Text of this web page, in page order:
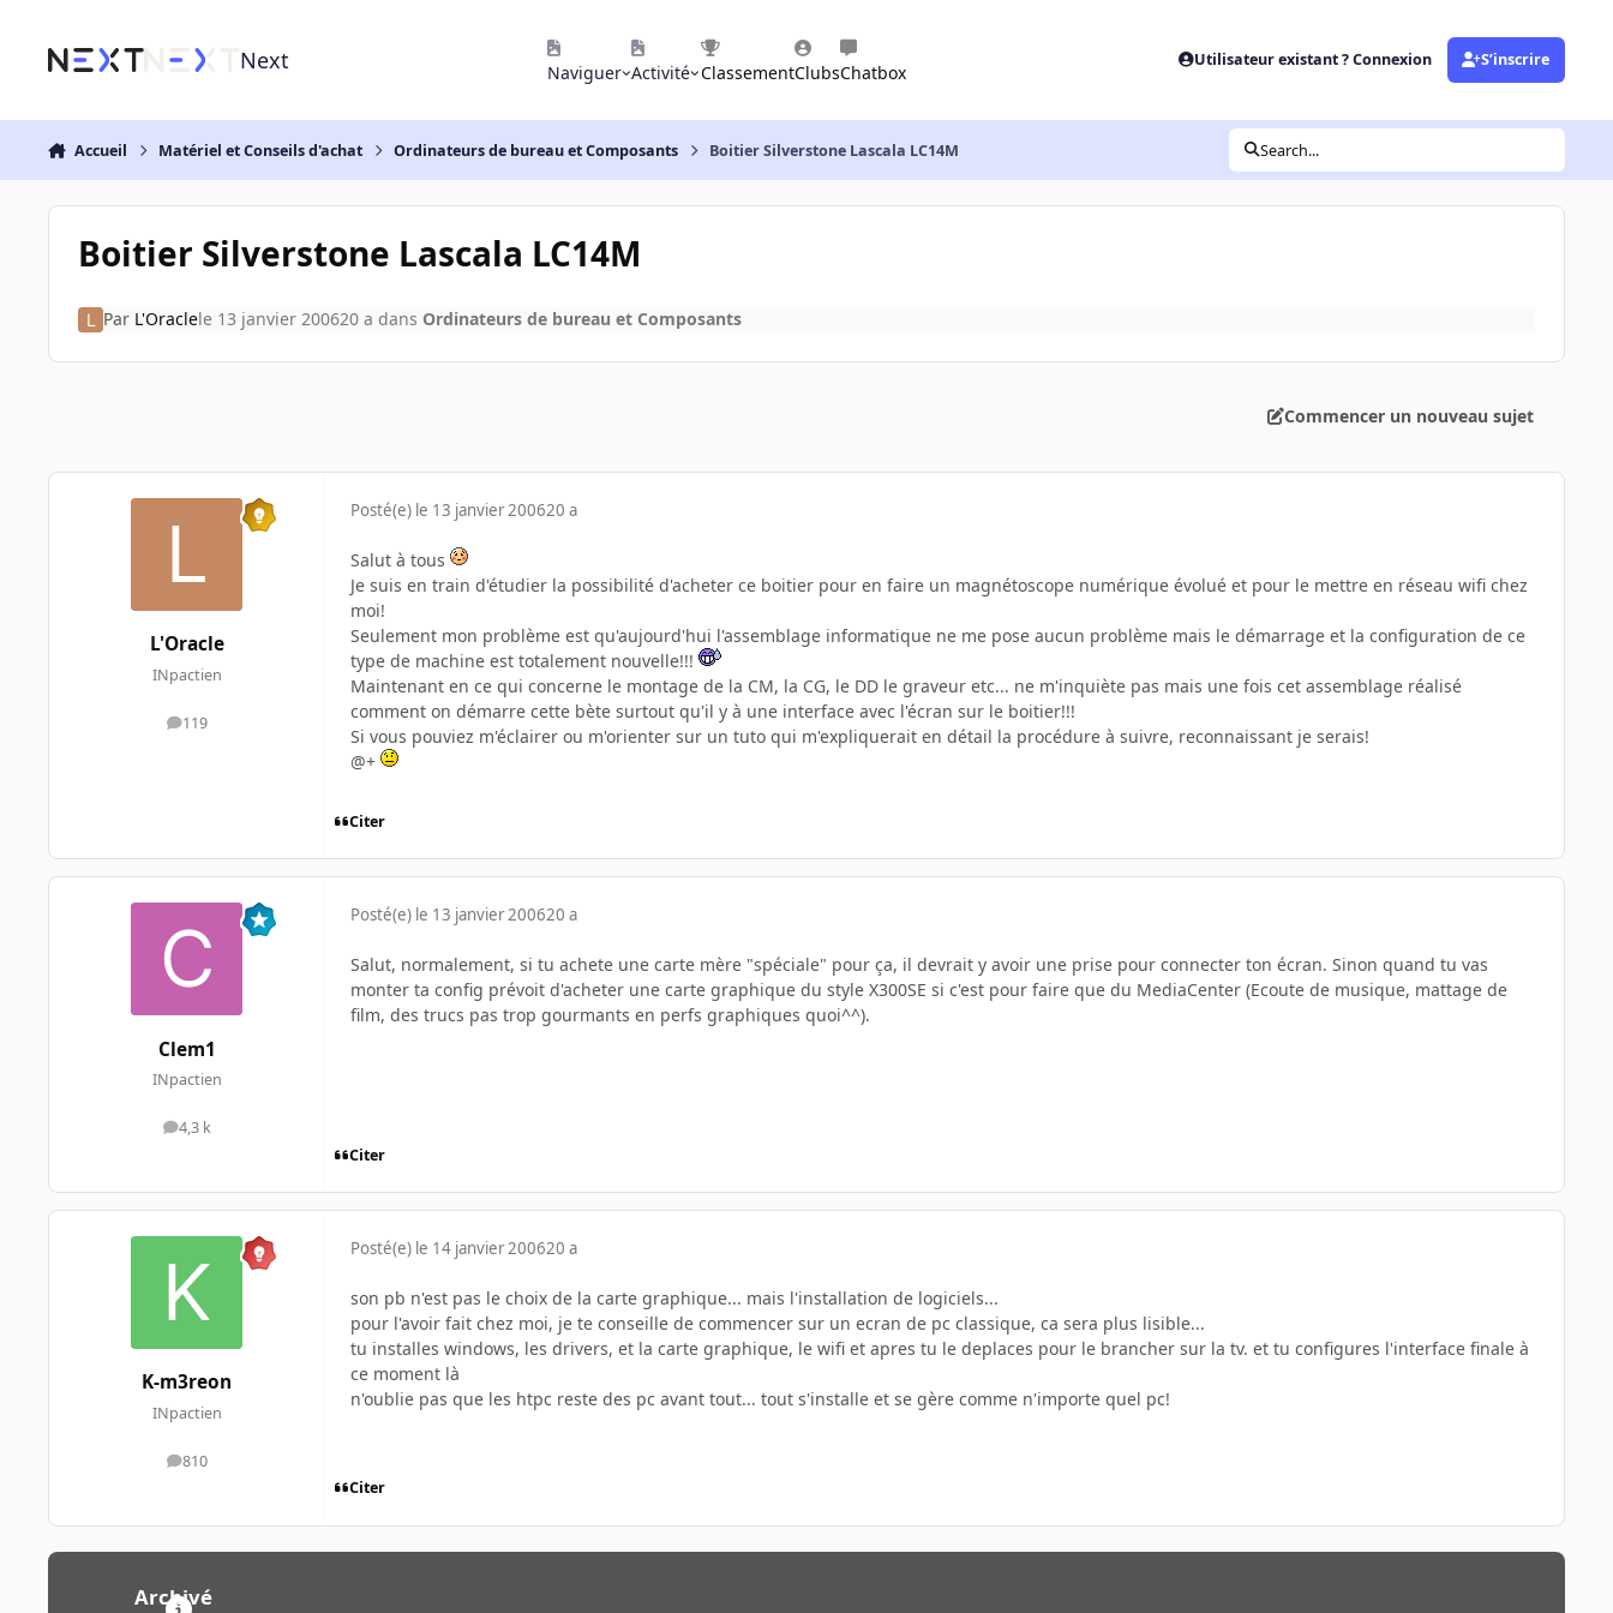
Next Naviguer Activité ClassementClubsChatbox
Utilisateur existant ? Connexion S’inscrire
Accueil Matériel et Conseils d'achat Ordinateurs de bureau et Composants Boitier Silverstone Lascala LC14M Search...
Boitier Silverstone Lascala LC14M
Par L'Oraclele 13 janvier 200620 a dans Ordinateurs de bureau et Composants
Commencer un nouveau sujet
L'Oracle
INpactien
119
messages
Posté(e) le 13 janvier 200620 a
Salut à tous
Je suis en train d'étudier la possibilité d'acheter ce boitier pour en faire un magnétoscope numérique évolué et pour le mettre en réseau wifi chez
moi!
Seulement mon problème est qu'aujourd'hui l'assemblage informatique ne me pose aucun problème mais le démarrage et la configuration de ce
type de machine est totalement nouvelle!!!
Maintenant en ce qui concerne le montage de la CM, la CG, le DD le graveur etc... ne m'inquiète pas mais une fois cet assemblage réalisé
comment on démarre cette bète surtout qu'il y à une interface avec l'écran sur le boitier!!!
Si vous pouviez m'éclairer ou m'orienter sur un tuto qui m'expliquerait en détail la procédure à suivre, reconnaissant je serais!
@+
Citer
Clem1
INpactien
4,3 k
messages
Posté(e) le 13 janvier 200620 a
Salut, normalement, si tu achete une carte mère "spéciale" pour ça, il devrait y avoir une prise pour connecter ton écran. Sinon quand tu vas
monter ta config prévoit d'acheter une carte graphique du style X300SE si c'est pour faire que du MediaCenter (Ecoute de musique, mattage de
film, des trucs pas trop gourmants en perfs graphiques quoi^^).
Citer
K-m3reon
INpactien
810
messages
Posté(e) le 14 janvier 200620 a
son pb n'est pas le choix de la carte graphique... mais l'installation de logiciels...
pour l'avoir fait chez moi, je te conseille de commencer sur un ecran de pc classique, ca sera plus lisible...
tu installes windows, les drivers, et la carte graphique, le wifi et apres tu le deplaces pour le brancher sur la tv. et tu configures l'interface finale à
ce moment là
n'oublie pas que les htpc reste des pc avant tout... tout s'installe et se gère comme n'importe quel pc!
Citer
Archivé